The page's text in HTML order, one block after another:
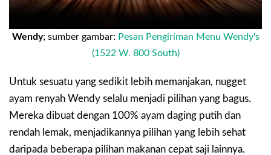
Wendy; sumber gambar: Pesan Pengiriman Menu Wendy's
(1522 W. 800 South)
Untuk sesuatu yang sedikit lebih memanjakan, nugget
ayam renyah Wendy selalu menjadi pilihan yang bagus.
Mereka dibuat dengan 100% ayam daging putih dan
rendah lemak, menjadikannya pilihan yang lebih sehat
daripada beberapa pilihan makanan cepat saji lainnya.